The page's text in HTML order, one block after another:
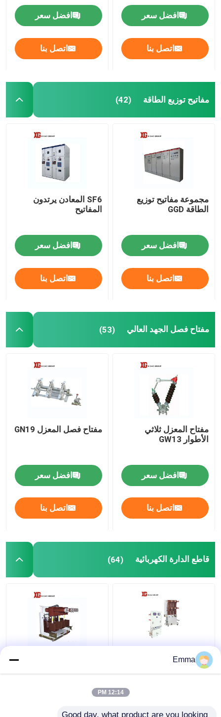
افضل سعر
اتصل بنا
افضل سعر
اتصل بنا
مفاتيح توزيع الطاقة (42)
مجموعة مفاتيح توزيع
الطاقة GGD
افضل سعر
اتصل بنا
SF6 المعادن يرتدون
المفاتيح
افضل سعر
اتصل بنا
مفتاح فصل الجهد العالي (53)
مفتاح المعزل ثلاثي
الأطوار GW13
افضل سعر
اتصل بنا
مفتاح فصل المعزل GN19
افضل سعر
اتصل بنا
قاطع الدارة الكهربائية (64)
40.5KV فراغ قواطع دوائر
قواطع دوائر الفراغ عالية
Emma
12:14 PM
Good day, what product are you looking